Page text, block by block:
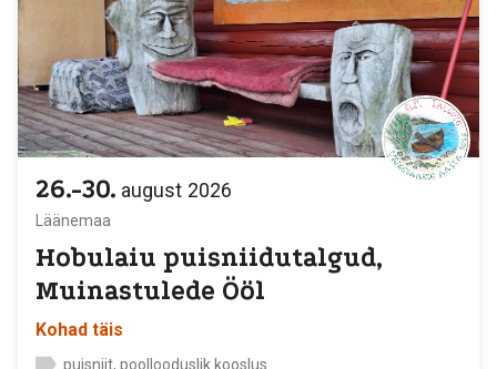
2026
26.-30. august
Läänemaa
Hobulaiu puisniidutalgud,
Muinastulede Ööl
Kohad täis
puisniit, poollooduslik kooslus